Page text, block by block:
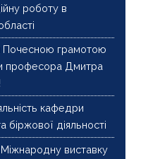
роботу в
Почесною грамотою
професора Дмитра
кафедри
біржової діяльності
виставку